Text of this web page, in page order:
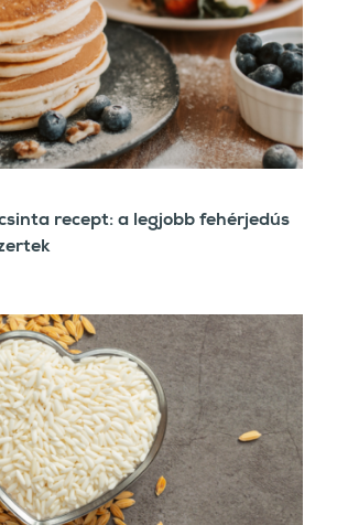
recept: a legjobb fehérjedús